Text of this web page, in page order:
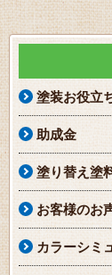
塗装お役立
助成金
塗り替え塗
お客様のお
カラーシミ